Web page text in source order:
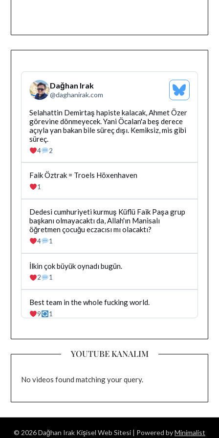
Dağhan Irak
@daghanirak.com
Bluesky
Profilini
Gor
Bluesky'da
Dağhan
Irak
tarafindan
yazilan
gonderiyi
goruntule
Selahattin Demirtaş hapiste kalacak, Ahmet Özer
görevine dönmeyecek. Yani Öcalan'a beş derece
açıyla yan bakan bile süreç dışı. Kemiksiz, mis gibi
süreç.
4 2
Bluesky'da
Dağhan
Irak
tarafindan
yazilan
gonderiyi
goruntule
Faik Öztrak = Troels Höxenhaven
1
Bluesky'da
Dağhan
Irak
tarafindan
yazilan
gonderiyi
goruntule
Dedesi cumhuriyeti kurmuş Küflü Faik Paşa grup
başkanı olmayacaktı da, Allah'ın Manisalı
öğretmen çocuğu eczacısı mı olacaktı?
4 1
Bluesky'da
Dağhan
Irak
tarafindan
yazilan
gonderiyi
goruntule
İlkin çok büyük oynadı bugün.
2 1
Bluesky'da
Dağhan
Irak
yazilan
goruntule
Best team in the whole fucking world.
9 1
YOUTUBE KANALIM
No videos found matching your query.
© 2026 Dağhan Irak Kişisel Web Sitesi | Powered byMinimalist